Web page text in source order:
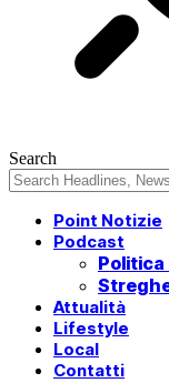
Search
Point Notizie
Podcast
Politica
Attualità
Lifestyle
Local
Contatti